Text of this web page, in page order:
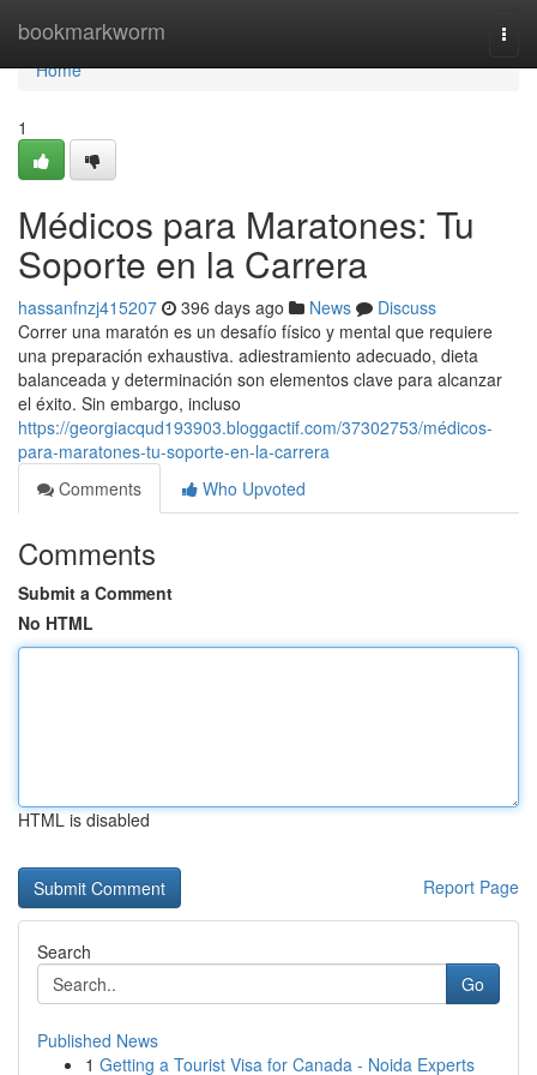
bookmarkworm
Home
Home
1
Médicos para Maratones: Tu
Soporte en la Carrera
hassanfnzj415207 396 days ago News
Discuss
Correr una maratón es un desafío físico y mental que requiere
una preparación exhaustiva. adiestramiento adecuado, dieta
balanceada y determinación son elementos clave para alcanzar
el éxito. Sin embargo, incluso
https://georgiacqud193903.bloggactif.com/37302753/médicos-
para-maratones-tu-soporte-en-la-carrera
Comments
Who Upvoted
Comments
Submit a Comment
No HTML
HTML is disabled
Report Page
Search
Go
Published News
1 Getting a Tourist Visa for Canada - Noida Experts